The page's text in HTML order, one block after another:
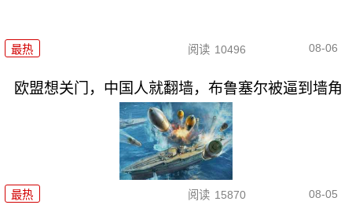
最热 阅读 10496 08-06
欧盟想关门，中国人就翻墙，布鲁塞尔被逼到墙角
最热 阅读 15870 08-05